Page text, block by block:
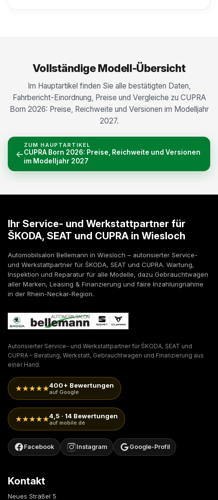
Vollständige Modell-Übersicht
Im Hauptartikel finden Sie alle bestätigten Daten,
Fahrbericht-Einordnung, Preise und Vergleiche zu CUPRA
Born 2026: Preise, Reichweite und Versionen im Modelljahr
2027.
←
ZUM HAUPTARTIKEL
CUPRA Born 2026: Preise, Reichweite und Versionen
im Modelljahr 2027
Ihr Service- und Werkstattpartner für
ŠKODA, SEAT und CUPRA in Wiesloch
Automobilsalon Bellemann in Wiesloch – autorisierter Service-
und Werkstattpartner für ŠKODA, SEAT und CUPRA. Wartung,
Inspektion und Reparatur für alle Modelle, dazu Gebrauchtwagen
aller Marken, Leasing & Finanzierung und faire Inzahlungnahme
in der Rhein-Neckar-Region.
Autorisierter Service- und Werkstattpartner für ŠKODA, SEAT und
CUPRA – Beratung, Werkstatt, Gebrauchtwagen und Finanzierung aus
einer Hand.
★★★★★400+ Bewertungen
auf Google
★★★★★4,5 · 14 Bewertungen
auf mobile.de
Facebook Instagram Google-Profil
Kontakt
Neues Sträßel 5